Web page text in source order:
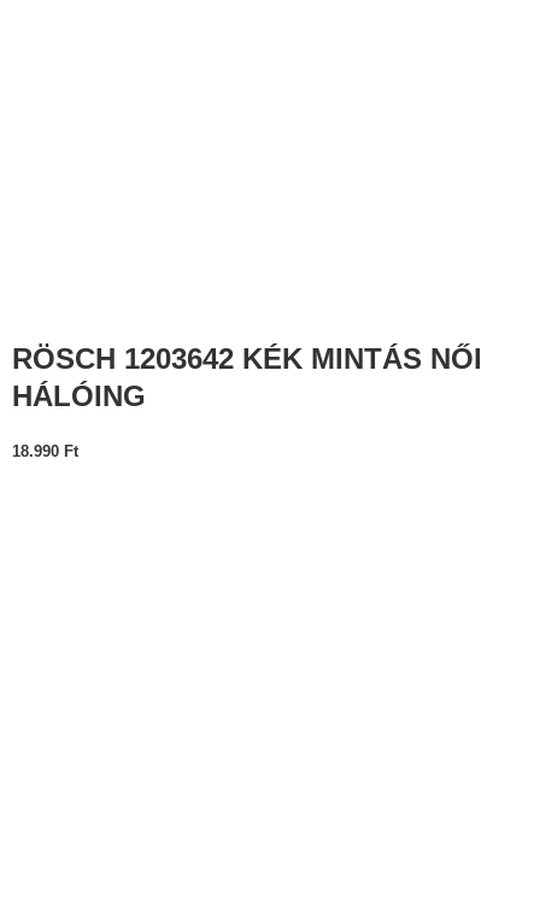
RÖSCH 1203642 KÉK MINTÁS NŐI
HÁLÓING
18.990 Ft